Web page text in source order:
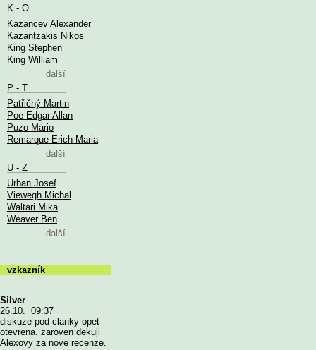
K - O
Kazancev Alexander
Kazantzakis Nikos
King Stephen
King William
další
P - T
Patřičný Martin
Poe Edgar Allan
Puzo Mario
Remarque Erich Maria
další
U - Z
Urban Josef
Viewegh Michal
Waltari Mika
Weaver Ben
další
vzkazník
Silver
26.10. 09:37
diskuze pod clanky opet
otevrena. zaroven dekuji
Alexovy za nove recenze.